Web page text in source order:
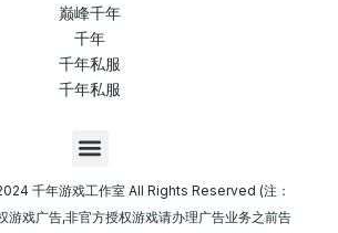
巅峰千年
千年
千年私服
千年私服
M
e
n
u
千年游戏工作室 All Rights Reserved (注：
游戏广告,非官方授权游戏请办理广告业务之前告